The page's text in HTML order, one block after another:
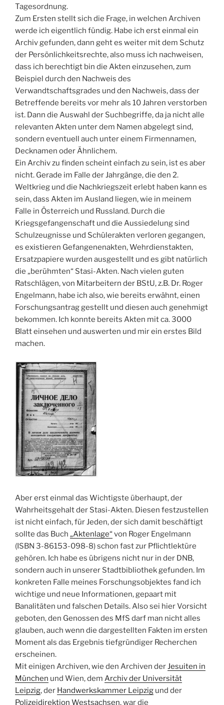
Tagesordnung.
Zum Ersten stellt sich die Frage, in welchen Archiven
werde ich eigentlich fündig. Habe ich erst einmal ein
Archiv gefunden, dann geht es weiter mit dem Schutz
der Persönlichkeitsrechte, also muss ich nachweisen,
dass ich berechtigt bin die Akten einzusehen, zum
Beispiel durch den Nachweis des
Verwandtschaftsgrades und den Nachweis, dass der
Betreffende bereits vor mehr als 10 Jahren verstorben
ist. Dann die Auswahl der Suchbegriffe, da ja nicht alle
relevanten Akten unter dem Namen abgelegt sind,
sondern eventuell auch unter einem Firmennamen,
Decknamen oder Ähnlichem.
Ein Archiv zu finden scheint einfach zu sein, ist es aber
nicht. Gerade im Falle der Jahrgänge, die den 2.
Weltkrieg und die Nachkriegszeit erlebt haben kann es
sein, dass Akten im Ausland liegen, wie in meinem
Falle in Österreich und Russland. Durch die
Kriegsgefangenschaft und die Aussiedelung sind
Schulzeugnisse und Schülerakten verloren gegangen,
es existieren Gefangenenakten, Wehrdienstakten,
Ersatzpapiere wurden ausgestellt und es gibt natürlich
die „berühmten“ Stasi-Akten. Nach vielen guten
Ratschlägen, von Mitarbeitern der BStU, z.B. Dr. Roger
Engelmann, habe ich also, wie bereits erwähnt, einen
Forschungsantrag gestellt und diesen auch genehmigt
bekommen. Ich konnte bereits Akten mit ca. 3000
Blatt einsehen und auswerten und mir ein erstes Bild
machen.
Aber erst einmal das Wichtigste überhaupt, der
Wahrheitsgehalt der Stasi-Akten. Diesen festzustellen
ist nicht einfach, für Jeden, der sich damit beschäftigt
sollte das Buch „Aktenlage“ von Roger Engelmann
(ISBN 3-86153-098-8) schon fast zur Pflichtlektüre
gehören. Ich habe es übrigens nicht nur in der DNB,
sondern auch in unserer Stadtbibliothek gefunden. Im
konkreten Falle meines Forschungsobjektes fand ich
wichtige und neue Informationen, gepaart mit
Banalitäten und falschen Details. Also sei hier Vorsicht
geboten, den Genossen des MfS darf man nicht alles
glauben, auch wenn die dargestellten Fakten im ersten
Moment als das Ergebnis tiefgründiger Recherchen
erscheinen.
Mit einigen Archiven, wie den Archiven derJesuiten in
München und Wien, dem Archiv der Universität
Leipzig, der Handwerkskammer Leipzig und der
Polizeidirektion Westsachsen, war die